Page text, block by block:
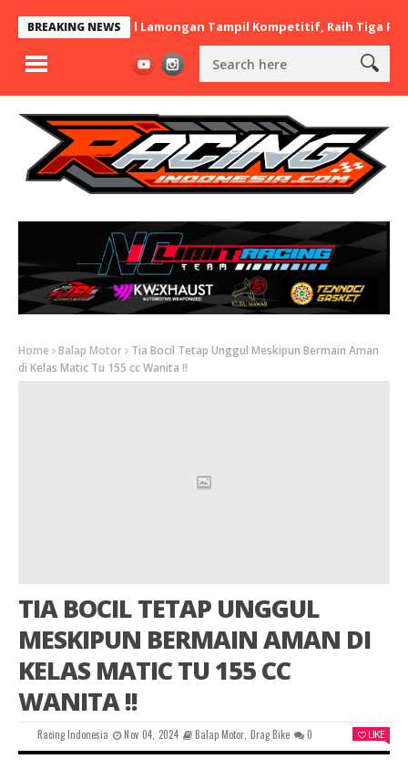
BREAKING NEWS
x BaraBere Asal Lamongan Tampil Kompetitif, Raih Tiga Podium
Home Balap Motor
Tia Bocil Tetap Unggul Meskipun Bermain Aman
di Kelas Matic Tu 155 cc Wanita !!
TIA BOCIL TETAP UNGGUL
MESKIPUN BERMAIN AMAN DI
KELAS MATIC TU 155 CC
WANITA !!
Racing Indonesia Nov 04, 2024 Balap Motor, Drag Bike 0 LIKE